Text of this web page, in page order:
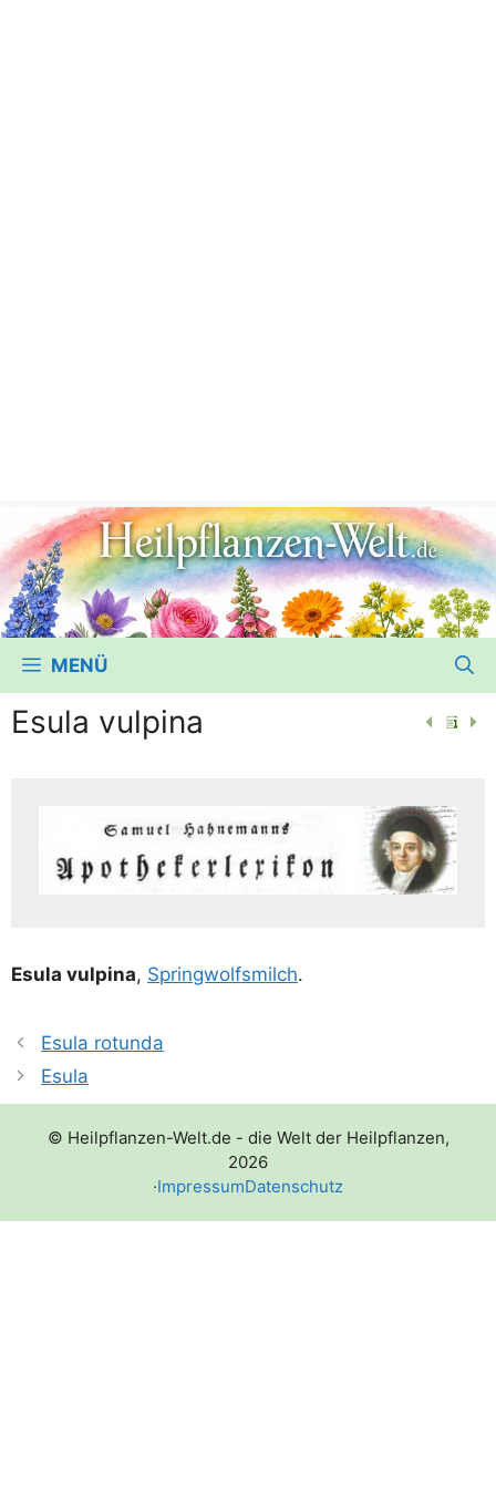
MENÜ
Esula vulpina
Esu­la vul­pi­na, Spring­wolfs­milch.
Esula rotunda
Esula
© Heilpflanzen-Welt.de - die Welt der Heilpflanzen,
2026
·ImpressumDatenschutz